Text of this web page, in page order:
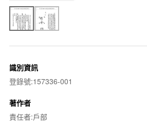
識別資訊
登錄號:157336-001
著作者
責任者:戶部